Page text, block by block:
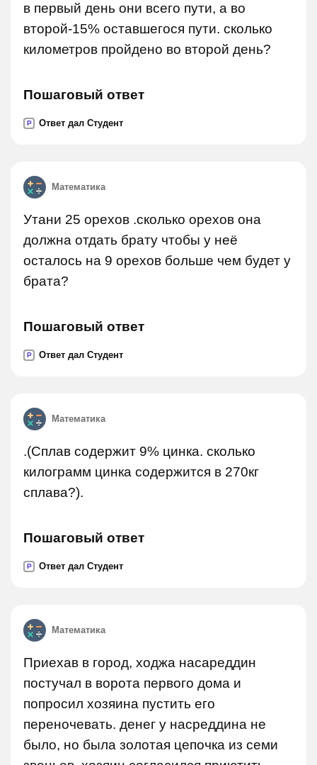
в первый день они всего пути, а во
второй-15% оставшегося пути. сколько
километров пройдено во второй день?
Пошаговый ответ
P Ответ дал Студент
Математика
Утани 25 орехов .сколько орехов она
должна отдать брату чтобы у неё
осталось на 9 орехов больше чем будет у
брата?
Пошаговый ответ
P Ответ дал Студент
Математика
.(Сплав содержит 9% цинка. сколько
килограмм цинка содержится в 270кг
сплава?).
Пошаговый ответ
P Ответ дал Студент
Математика
Приехав в город, ходжа насареддин
постучал в ворота первого дома и
попросил хозяина пустить его
переночевать. денег у насреддина не
было, но была золотая цепочка из семи